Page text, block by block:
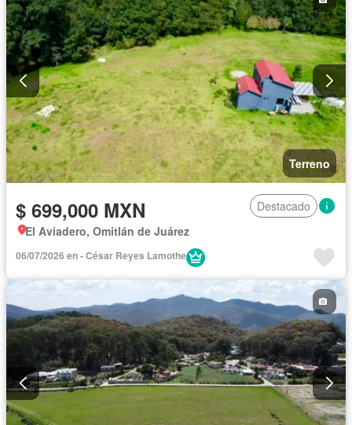
Terreno
$ 699,000 MXN
Destacado
El Aviadero, Omitlán de Juárez
06/07/2026 en - César Reyes Lamothe